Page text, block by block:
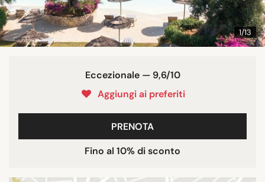
1/13
Eccezionale — 9,6/10
Aggiungi ai preferiti
PRENOTA
Fino al 10% di sconto